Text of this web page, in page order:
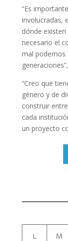
“Es
involucradas,
dónde
necesario el
mal podemos
“Creo que
género y de
construir
cada
un proyecto
L M